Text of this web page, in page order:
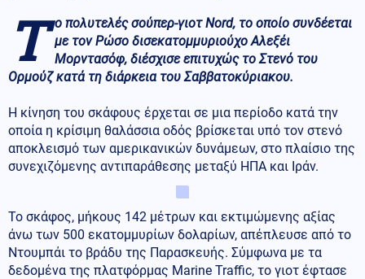
Τ ο πολυτελές σούπερ-γιοτ Nord, το οποίο συνδέεται
με τον Ρώσο δισεκατομμυριούχο Αλεξέι
Μορντασόφ, διέσχισε επιτυχώς το Στενό του
Ορμούζ κατά τη διάρκεια του Σαββατοκύριακου.
Η κίνηση του σκάφους έρχεται σε μια περίοδο κατά την
οποία η κρίσιμη θαλάσσια οδός βρίσκεται υπό τον στενό
αποκλεισμό των αμερικανικών δυνάμεων, στο πλαίσιο της
συνεχιζόμενης αντιπαράθεσης μεταξύ ΗΠΑ και Ιράν.
Το σκάφος, μήκους 142 μέτρων και εκτιμώμενης αξίας
άνω των 500 εκατομμυρίων δολαρίων, απέπλευσε από το
Ντουμπάι το βράδυ της Παρασκευής. Σύμφωνα με τα
δεδομένα της πλατφόρμας Marine Traffic, το γιοτ έφτασε